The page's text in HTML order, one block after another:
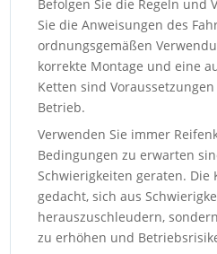
Befolgen Sie die Regeln und
Sie die Anweisungen des
ordnungsgemäßen
korrekte Montage und eine
Ketten sind
Betrieb.
Verwenden Sie immer
Bedingungen zu erwarten
Schwierigkeiten geraten.
gedacht, sich aus
herauszuschleudern,
zu erhöhen und